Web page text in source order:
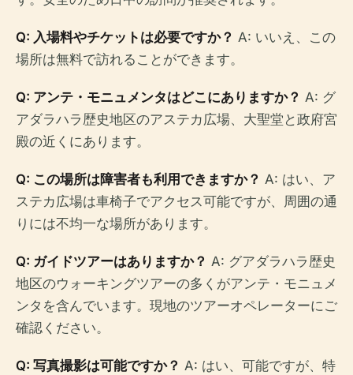
Q: 入場料やチケットは必要ですか？ A: いいえ、この
場所は無料で訪れることができます。
Q: アンテ・モニュメンタはどこにありますか？ A: グ
アダラハラ歴史地区のアステカ広場、大聖堂と政府宮
殿の近くにあります。
Q: この場所は障害者も利用できますか？ A: はい、ア
ステカ広場は車椅子でアクセス可能ですが、周囲の通
りには不均一な場所があります。
Q: ガイドツアーはありますか？ A: グアダラハラ歴史
地区のウォーキングツアーの多くがアンテ・モニュメ
ンタを含んでいます。現地のツアーオペレーターにご
確認ください。
Q: 写真撮影は可能ですか？ A: はい、可能ですが、特